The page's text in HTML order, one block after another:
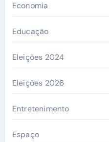
Economia
Educação
Eleições 2024
Eleições 2026
Entretenimento
Espaço